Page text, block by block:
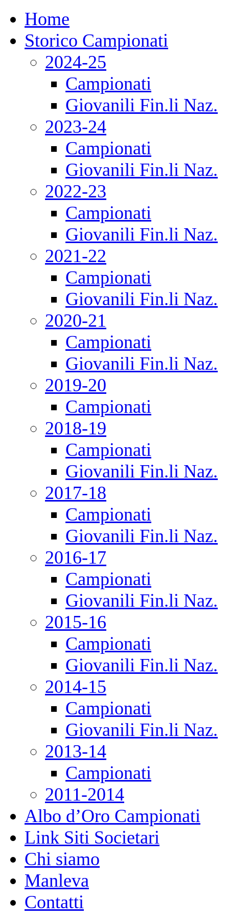
Home
Storico Campionati
2024-25
Campionati
Giovanili Fin.li Naz.
2023-24
Campionati
Giovanili Fin.li Naz.
2022-23
Campionati
Giovanili Fin.li Naz.
2021-22
Campionati
Giovanili Fin.li Naz.
2020-21
Campionati
Giovanili Fin.li Naz.
2019-20
Campionati
2018-19
Campionati
Giovanili Fin.li Naz.
2017-18
Campionati
Giovanili Fin.li Naz.
2016-17
Campionati
Giovanili Fin.li Naz.
2015-16
Campionati
Giovanili Fin.li Naz.
2014-15
Campionati
Giovanili Fin.li Naz.
2013-14
Campionati
2011-2014
Albo d’Oro Campionati
Link Siti Societari
Chi siamo
Manleva
Contatti